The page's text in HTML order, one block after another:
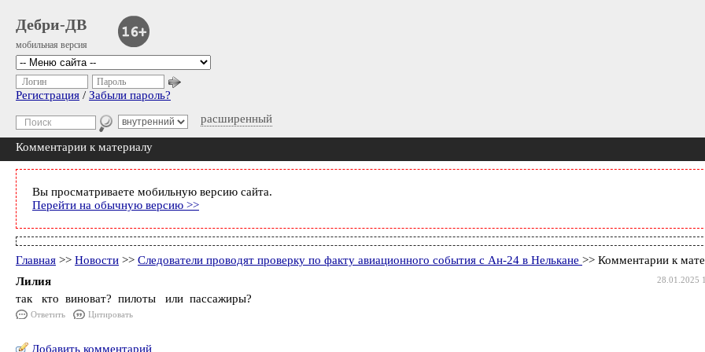
Дебри-ДВ
мобильная версия
расширенный
Логин Пароль
Регистрация / Забыли пароль?
Комментарии к материалу
Вы просматриваете мобильную версию сайта.
Перейти на обычную версию >>
Главная >> Новости >> Следователи проводят проверку по факту авиационного события с Ан-24 в Нелькане >> Комментарии к
28.01.2025
Лилия
так кто виноват? пилоты или пассажиры?
Ответить Цитировать
Добавить комментарий